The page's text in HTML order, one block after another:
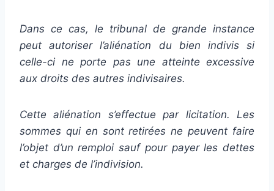
Dans ce cas, le tribunal de grande instance
peut autoriser l’aliénation du bien indivis si
celle-ci ne porte pas une atteinte excessive
aux droits des autres indivisaires.
Cette aliénation s’effectue par licitation. Les
sommes qui en sont retirées ne peuvent faire
l’objet d’un remploi sauf pour payer les dettes
et charges de l’indivision.